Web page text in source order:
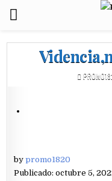
bypromo1820
Publicado: octubre 5,